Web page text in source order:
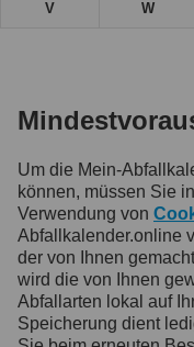
V W
Um die Mein-
können, müssen Sie
Verwendung von
Abfallkalender.online
der von Ihnen
wird die von Ihnen
Abfallarten lokal auf
Speicherung dient